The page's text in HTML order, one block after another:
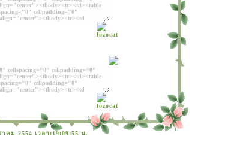
คม 2554 เวลา:19:09:55 น.